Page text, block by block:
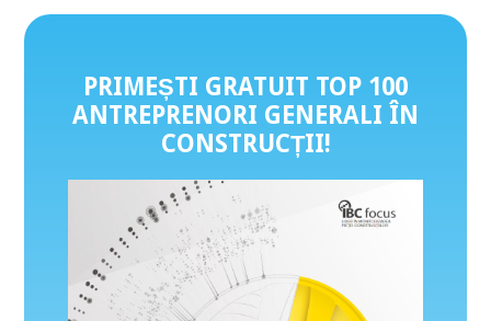
PRIMEȘTI GRATUIT TOP 100
ANTREPRENORI GENERALI ÎN
CONSTRUCȚII!